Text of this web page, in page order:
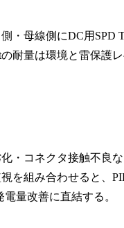
・母線側にDC用SPD
耐量は環境と雷保護
・コネクタ接触不良
を組み合わせると、
量改善に直結する。